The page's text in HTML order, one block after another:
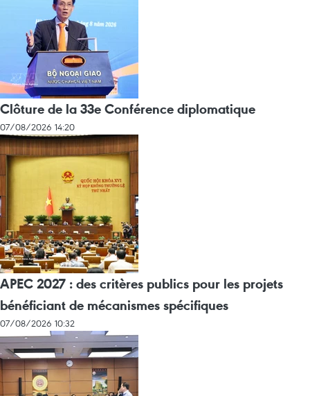
Clôture de la 33e Conférence diplomatique
07/08/2026 14:20
APEC 2027 : des critères publics pour les projets
bénéficiant de mécanismes spécifiques
07/08/2026 10:32